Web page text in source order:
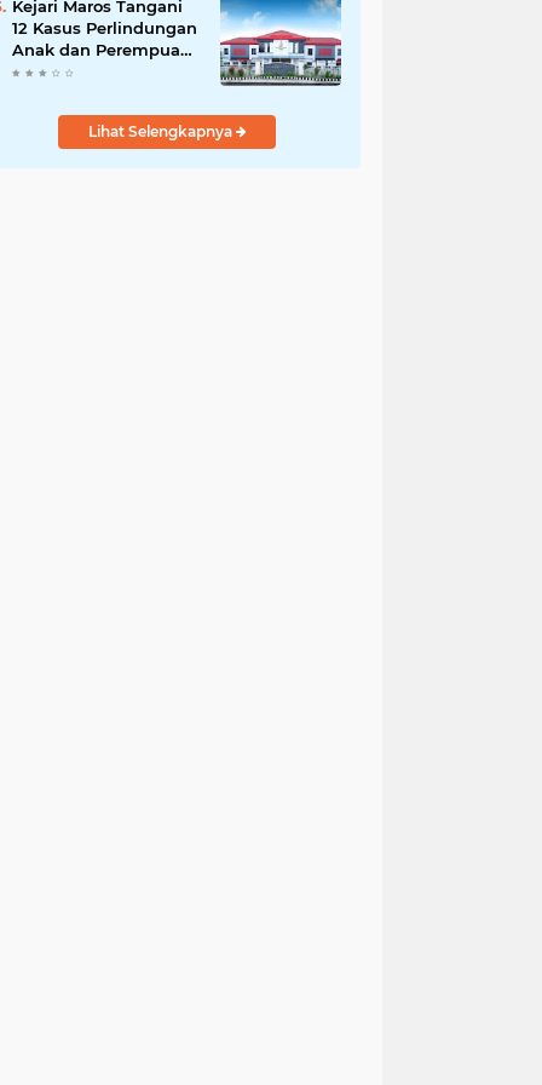
Kejari Maros Tangani
12 Kasus Perlindungan
Anak dan Perempuan
Hingga Juli 2026
Lihat Selengkapnya